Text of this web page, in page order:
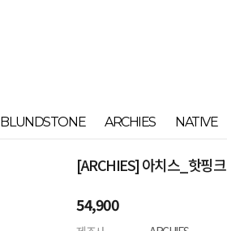
BLUNDSTONE ARCHIES NATIVE
[ARCHIES] 아치스_핫핑크
54,900